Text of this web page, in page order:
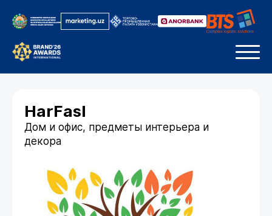
HarFasl
Дом и офис, предметы интерьера и
декора